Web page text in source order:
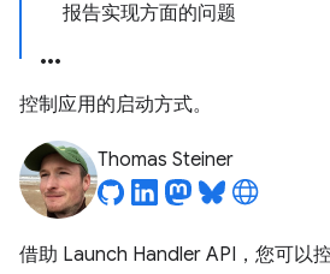
报告实现方面的问题
控制应用的启动方式。
Thomas Steiner
借助 Launch Handler API，您可以